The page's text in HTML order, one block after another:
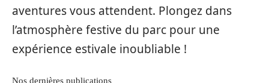
aventures vous attendent. Plongez dans
l’atmosphère festive du parc pour une
expérience estivale inoubliable !
Nos dernières publications